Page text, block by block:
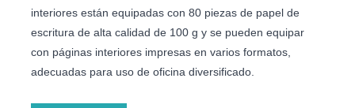
interiores están equipadas con 80 piezas de papel de
escritura de alta calidad de 100 g y se pueden equipar
con páginas interiores impresas en varios formatos,
adecuadas para uso de oficina diversificado.